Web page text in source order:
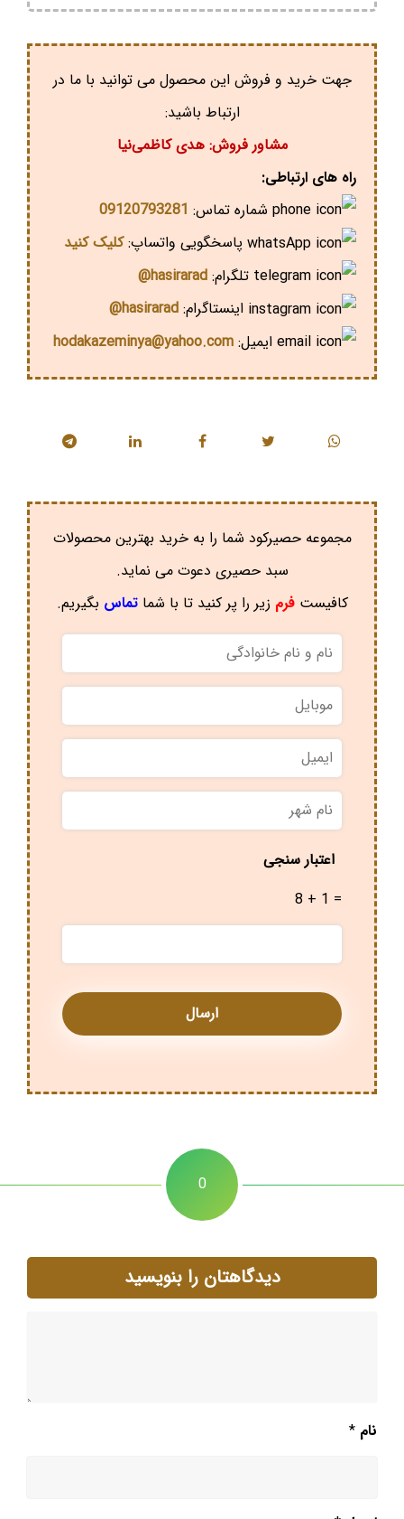
جهت خرید و فروش این محصول می توانید با ما در
ارتباط باشید:
مشاور فروش: هدی کاظمی‌نیا
راه های ارتباطی:
شماره تماس: 09120793281
پاسخگویی واتساپ:کلیک کنید
تلگرام: hasirarad@
اینستاگرام: hasirarad@
ایمیل: hodakazeminya@yahoo.com
مجموعه حصیرکود شما را به خرید بهترین محصولات
سبد حصیری دعوت می نماید.
کافیستفرم زیر را پر کنید تا با شماتماس بگیریم.
نام
و
نام
خانوادگی
موبایل
ایمیل
نام
شهر *
اعتبار سنجی
8 + 1 =
0
دیدگاهتان را بنویسید
نام *